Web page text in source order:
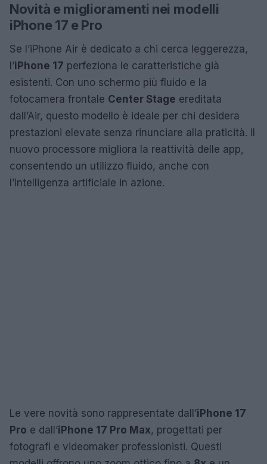
Novità e miglioramenti nei modelli
iPhone 17 e Pro
Se l’iPhone Air è dedicato a chi cerca leggerezza,
l’iPhone 17 perfeziona le caratteristiche già
esistenti. Con uno schermo più fluido e la
fotocamera frontale Center Stage ereditata
dall’Air, questo modello è ideale per chi desidera
prestazioni elevate senza rinunciare alla praticità. Il
nuovo processore migliora la reattività delle app,
consentendo un utilizzo fluido, anche con
l’intelligenza artificiale in azione.
Le vere novità sono rappresentate dall’iPhone 17
Pro e dall’iPhone 17 Pro Max, progettati per
fotografi e videomaker professionisti. Questi